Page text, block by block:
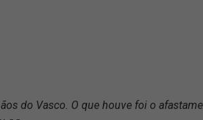
do Vasco. O que houve foi o